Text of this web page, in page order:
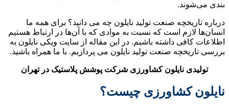
صنعت تولید نایلون چه می دانید؟ برای همه ما
است که نسبت به موادی که با آن‌ها در ارتباط هستیم
باشیم. در این مقاله از سایت ویکی نایلون به
صنعت تولید نایلون می پردازیم. با ما همراه باشید.
کشاورزی شرکت پوشش پلاستیک در تهران
چیست؟